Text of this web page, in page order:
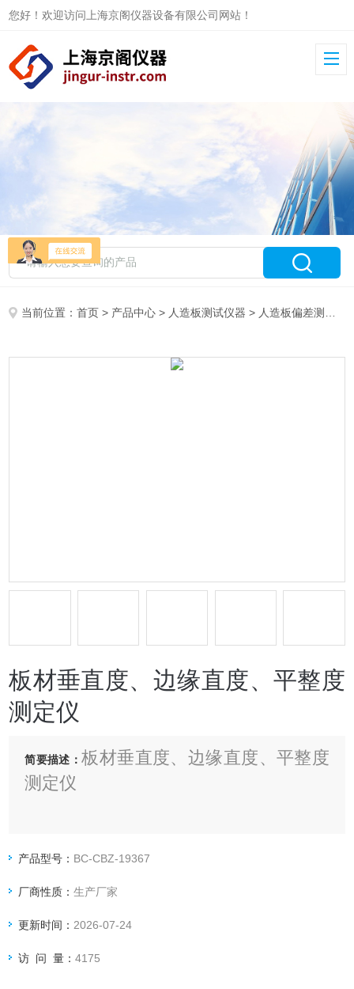
您好！欢迎访问上海京阁仪器设备有限公司网站！
当前位置：首页 > 产品中心 > 人造板测试仪器 > 人造板偏差测定仪
板材垂直度、边缘直度、平整度
测定仪
简要描述：板材垂直度、边缘直度、平整度
测定仪
板材垂直度、边缘直度、平整（翘曲
度）测定仪用于测量各类地板及人造板
整度的测量。
产品型号： BC-CBZ-19367
厂商性质：生产厂家
更新时间： 2026-07-24
访 问 量：4175